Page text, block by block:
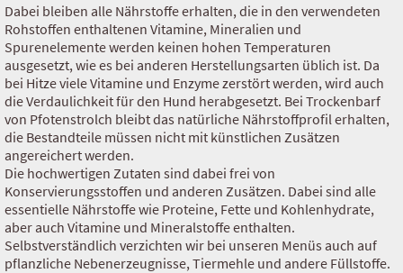
Dabei bleiben alle Nährstoffe erhalten, die in den verwendeten
Rohstoffen enthaltenen Vitamine, Mineralien und
Spurenelemente werden keinen hohen Temperaturen
ausgesetzt, wie es bei anderen Herstellungsarten üblich ist. Da
bei Hitze viele Vitamine und Enzyme zerstört werden, wird auch
die Verdaulichkeit für den Hund herabgesetzt. Bei Trockenbarf
von Pfotenstrolch bleibt das natürliche Nährstoffprofil erhalten,
die Bestandteile müssen nicht mit künstlichen Zusätzen
angereichert werden.
Die hochwertigen Zutaten sind dabei frei von
Konservierungsstoffen und anderen Zusätzen. Dabei sind alle
essentielle Nährstoffe wie Proteine, Fette und Kohlenhydrate,
aber auch Vitamine und Mineralstoffe enthalten.
Selbstverständlich verzichten wir bei unseren Menüs auch auf
pflanzliche Nebenerzeugnisse, Tiermehle und andere Füllstoffe.